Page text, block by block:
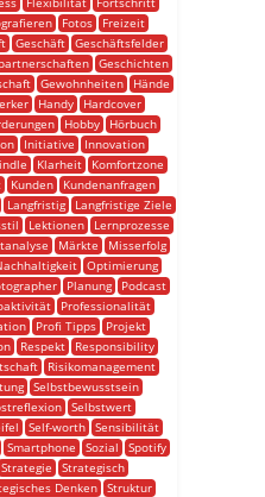
Fotos
Freizeit
Geschäft
Geschäftsfelder
Geschichten
Gewohnheiten
Hände
Handy
Hardcover
Hobby
Hörbuch
Initiative
Innovation
Klarheit
Komfortzone
Kunden
Kundenanfragen
Langfristig
Langfristige Ziele
Lektionen
Lernprozesse
Märkte
Misserfolg
Optimierung
Planung
Podcast
Professionalität
Profi Tipps
Projekt
Respekt
Responsibility
Risikomanagement
Selbstbewusstsein
Selbstwert
Self-worth
Sensibilität
Smartphone Sozial
Spotify
Strategie
Strategisch
Denken
Struktur